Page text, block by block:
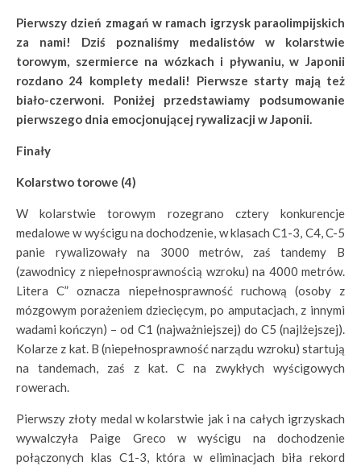
Pierwszy dzień zmagań w ramach igrzysk paraolimpijskich
za nami! Dziś poznaliśmy medalistów w kolarstwie
torowym, szermierce na wózkach i pływaniu, w Japonii
rozdano 24 komplety medali! Pierwsze starty mają też
biało-czerwoni. Poniżej przedstawiamy podsumowanie
pierwszego dnia emocjonującej rywalizacji w Japonii.
Finały
Kolarstwo torowe (4)
W kolarstwie torowym rozegrano cztery konkurencje
medalowe w wyścigu na dochodzenie, w klasach C1-3, C4, C-5
panie rywalizowały na 3000 metrów, zaś tandemy B
(zawodnicy z niepełnosprawnością wzroku) na 4000 metrów.
Litera C” oznacza niepełnosprawność ruchową (osoby z
mózgowym porażeniem dziecięcym, po amputacjach, z innymi
wadami kończyn) – od C1 (najważniejszej) do C5 (najlżejszej).
Kolarze z kat. B (niepełnosprawność narządu wzroku) startują
na tandemach, zaś z kat. C na zwykłych wyścigowych
rowerach.
Pierwszy złoty medal w kolarstwie jak i na całych igrzyskach
wywalczyła Paige Greco w wyścigu na dochodzenie
połączonych klas C1-3, która w eliminacjach biła rekord